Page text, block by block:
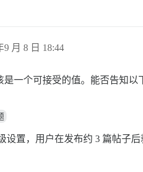
9 月 8 日 18:44
一个可接受的值。能否告知以
置，用户在发布约 3 篇帖子后